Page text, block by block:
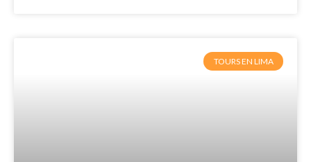
TOURS EN LIMA